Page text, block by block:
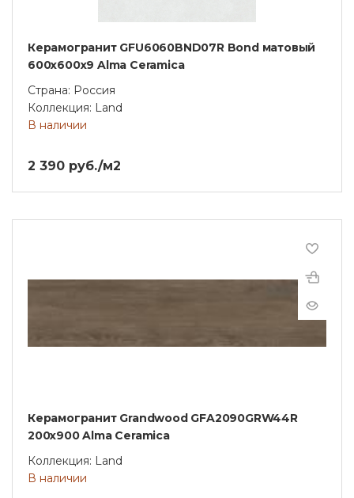
Керамогранит GFU6060BND07R Bond матовый
600x600x9 Alma Ceramica
Страна: Россия
Коллекция: Land
В наличии
2 390 руб./м2
Керамогранит Grandwood GFA2090GRW44R
200x900 Alma Ceramica
Коллекция: Land
В наличии